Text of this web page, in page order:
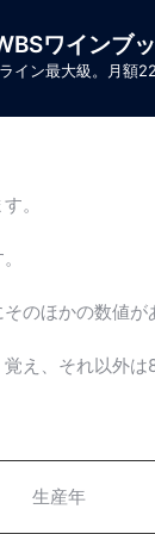
ワインブ
イン最大級。月額
。
のほかの数値が
え、それ以外は
生産年